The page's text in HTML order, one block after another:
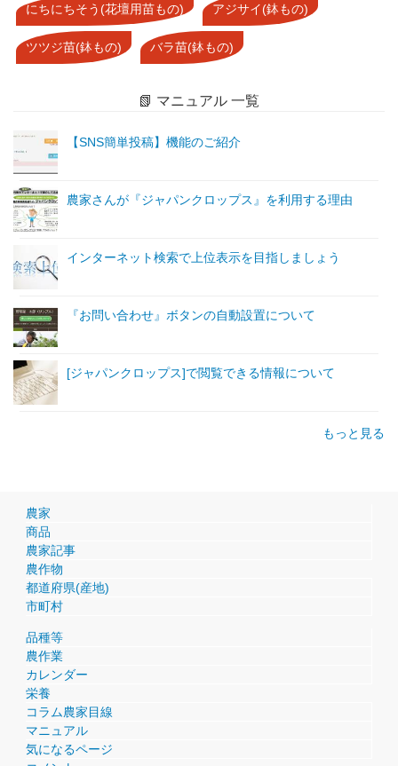
にちにちそう(花壇用苗もの) アジサイ(鉢もの)
ツツジ苗(鉢もの) バラ苗(鉢もの)
📗 マニュアル 一覧
【SNS簡単投稿】機能のご紹介
農家さんが『ジャパンクロップス』を利用する理由
インターネット検索で上位表示を目指しましょう
『お問い合わせ』ボタンの自動設置について
[ジャパンクロップス]で閲覧できる情報について
もっと見る
農家
商品
農家記事
農作物
都道府県(産地)
市町村
品種等
農作業
カレンダー
栄養
コラム農家目線
マニュアル
気になるページ